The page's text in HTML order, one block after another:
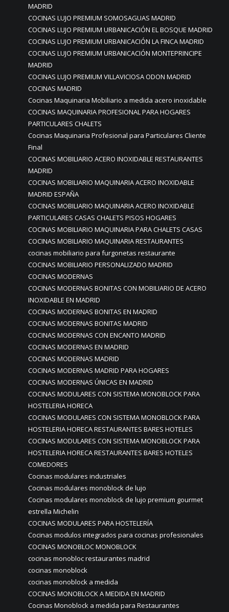
MADRID
COCINAS LUJO PREMIUM SOMOSAGUAS MADRID
COCINAS LUJO PREMIUM URBANICACIÓN EL BOSQUE MADRID
COCINAS LUJO PREMIUM URBANICACIÓN LA FINCA MADRID
COCINAS LUJO PREMIUM URBANICACIÓN MONTEPRINCIPE
MADRID
COCINAS LUJO PREMIUM VILLAVICIOSA ODON MADRID
COCINAS MADRID
Cocinas Maquinaria Mobiliario a medida acero inoxidable
COCINAS MAQUINARIA PROFESIONAL PARA HOGARES
PARTICULARES CHALETS
Cocinas Maquinaria Profesional para Particulares Cliente
Final
COCINAS MOBILIARIO ACERO INOXIDABLE RESTAURANTES
MADRID
COCINAS MOBILIARIO MAQUINARIA ACERO INOXIDABLE
MADRID ESPAÑA
COCINAS MOBILIARIO MAQUINARIA ACERO INOXIDABLE
PARTICULARES CASAS CHALETS PISOS HOGARES
COCINAS MOBILIARIO MAQUINARIA PARA CHALETS CASAS
COCINAS MOBILIARIO MAQUINARIA RESTAURANTES
cocinas mobiliario para furgonetas restaurante
COCINAS MOBILIARIO PERSONALIZADO MADRID
COCINAS MODERNAS
COCINAS MODERNAS BONITAS CON MOBILIARIO DE ACERO
INOXIDABLE EN MADRID
COCINAS MODERNAS BONITAS EN MADRID
COCINAS MODERNAS BONITAS MADRID
COCINAS MODERNAS CON ENCANTO MADRID
COCINAS MODERNAS EN MADRID
COCINAS MODERNAS MADRID
COCINAS MODERNAS MADRID PARA HOGARES
COCINAS MODERNAS ÚNICAS EN MADRID
COCINAS MODULARES CON SISTEMA MONOBLOCK PARA
HOSTELERIA HORECA
COCINAS MODULARES CON SISTEMA MONOBLOCK PARA
HOSTELERIA HORECA RESTAURANTES BARES HOTELES
COCINAS MODULARES CON SISTEMA MONOBLOCK PARA
HOSTELERIA HORECA RESTAURANTES BARES HOTELES
COMEDORES
Cocinas modulares industriales
Cocinas modulares monoblock de lujo
Cocinas modulares monoblock de lujo premium gourmet
estrella Michelin
COCINAS MODULARES PARA HOSTELERÍA
Cocinas modulos integrados para cocinas profesionales
COCINAS MONOBLOC MONOBLOCK
cocinas monobloc restaurantes madrid
cocinas monoblock
cocinas monoblock a medida
COCINAS MONOBLOCK A MEDIDA EN MADRID
Cocinas Monoblock a medida para Restaurantes